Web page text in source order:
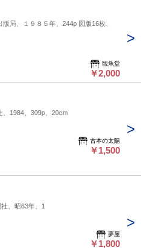
局、１９８５年、244p 図版16枚、
観魚堂
￥2,000
、1984、309p、20cm
古本の太陽
￥1,500
、昭63年、1
夢屋
￥1,800